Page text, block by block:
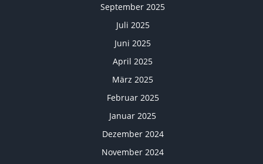
September 2025
Juli 2025
Juni 2025
April 2025
März 2025
Februar 2025
Januar 2025
Dezember 2024
November 2024